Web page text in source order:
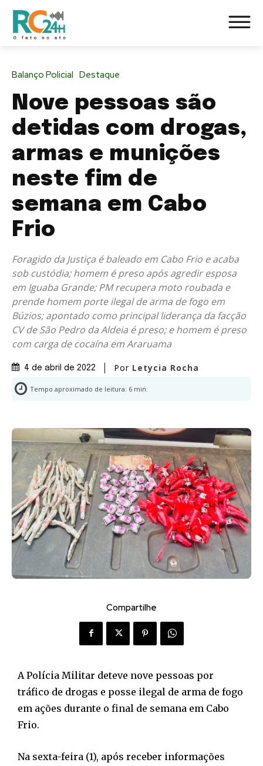
Balanço Policial Destaque
Nove pessoas são
detidas com drogas,
armas e munições
neste fim de
semana em Cabo
Frio
Foragido da Justiça é baleado em Cabo Frio e acaba
sob custódia; homem é preso após agredir esposa
em Iguaba Grande; PM recupera moto roubada e
prende homem porte ilegal de arma de fogo em
Búzios; apontado como principal liderança da facção
CV de São Pedro da Aldeia é preso; e homem é preso
com carga de cocaína em Araruama
4 de abril de 2022 Por Letycia Rocha
Tempo aproximado de leitura: 6 min.
Compartilhe
A Polícia Militar deteve nove pessoas por
tráfico de drogas e posse ilegal de arma de fogo
em ações durante o final de semana em Cabo
Frio.
Na sexta-feira (1), após receber informações